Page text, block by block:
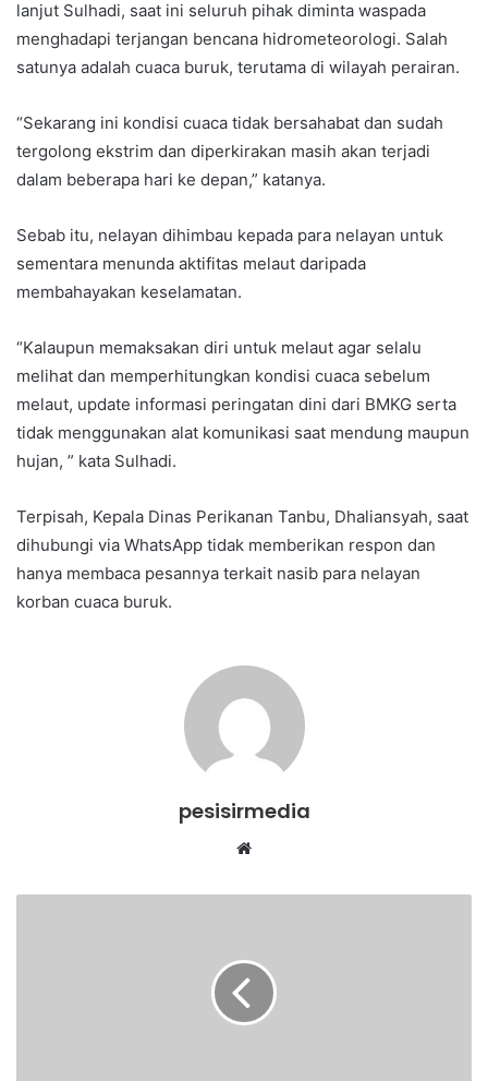
lanjut Sulhadi, saat ini seluruh pihak diminta waspada
menghadapi terjangan bencana hidrometeorologi. Salah
satunya adalah cuaca buruk, terutama di wilayah perairan.
“Sekarang ini kondisi cuaca tidak bersahabat dan sudah
tergolong ekstrim dan diperkirakan masih akan terjadi
dalam beberapa hari ke depan,” katanya.
Sebab itu, nelayan dihimbau kepada para nelayan untuk
sementara menunda aktifitas melaut daripada
membahayakan keselamatan.
“Kalaupun memaksakan diri untuk melaut agar selalu
melihat dan memperhitungkan kondisi cuaca sebelum
melaut, update informasi peringatan dini dari BMKG serta
tidak menggunakan alat komunikasi saat mendung maupun
hujan, ” kata Sulhadi.
Terpisah, Kepala Dinas Perikanan Tanbu, Dhaliansyah, saat
dihubungi via WhatsApp tidak memberikan respon dan
hanya membaca pesannya terkait nasib para nelayan
korban cuaca buruk.
pesisirmedia
Website